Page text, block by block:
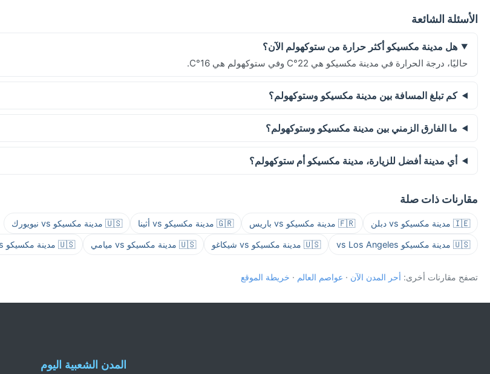
الأسئلة الشائعة
هل مدينة مكسيكو أكثر حرارة من ستوكهولم الآن؟
حاليًا، درجة الحرارة في مدينة مكسيكو هي 22°C وفي ستوكهولم هي 16°C.
كم تبلغ المسافة بين مدينة مكسيكو وستوكهولم؟
ما الفارق الزمني بين مدينة مكسيكو وستوكهولم؟
أي مدينة أفضل للزيارة، مدينة مكسيكو أم ستوكهولم؟
مقارنات ذات صلة
🇮🇪 مدينة مكسيكو vs دبلن 🇫🇷 مدينة مكسيكو vs باريس 🇬🇷 مدينة مكسيكو vs أثينا 🇺🇸 مدينة مكسيكو vs نيويورك
🇺🇸 مدينة مكسيكو vs Los Angeles 🇺🇸 مدينة مكسيكو vs شيكاغو 🇺🇸 مدينة مكسيكو vs ميامي 🇺🇸 مدينة مكسيكو vs سان فرانسيسكو
تصفح مقارنات أخرى: أحر المدن الآن · عواصم العالم · خريطة الموقع
المدن الشعبية اليوم